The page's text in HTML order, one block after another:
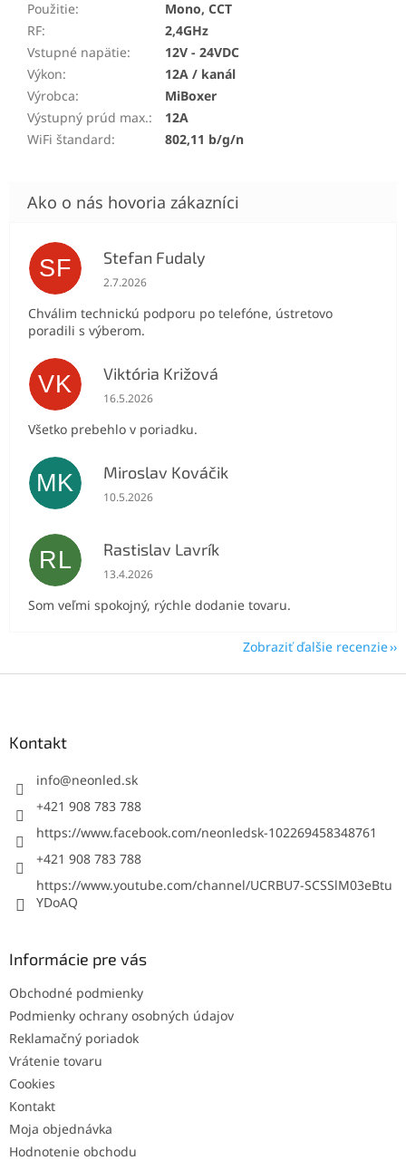
Použitie:
Mono, CCT
RF:
2,4GHz
Vstupné napätie:
12V - 24VDC
Výkon:
12A / kanál
Výrobca:
MiBoxer
Výstupný prúd max.:
12A
WiFi štandard: 802,11 b/g/n
SF Stefan Fudaly
Hodnotenie obchodu je 5 z 5 hviezdičiek.
2.7.2026
Chválim technickú podporu po telefóne, ústretovo
poradili s výberom.
VK Viktória Križová
Hodnotenie obchodu je 5 z 5 hviezdičiek.
16.5.2026
Všetko prebehlo v poriadku.
MK Miroslav Kováčik
Hodnotenie obchodu je 5 z 5 hviezdičiek.
10.5.2026
RL Rastislav Lavrík
Hodnotenie obchodu je 5 z 5 hviezdičiek.
13.4.2026
Som veľmi spokojný, rýchle dodanie tovaru.
Zobraziť ďalšie recenzie
Kontakt
info@neonled.sk
+421 908 783 788
https://www.facebook.com/neonledsk-102269458348761
+421 908 783 788
https://www.youtube.com/channel/UCRBU7-SCSSlM03eBtu
YDoAQ
Informácie pre vás
Obchodné podmienky
Podmienky ochrany osobných údajov
Reklamačný poriadok
Vrátenie tovaru
Cookies
Kontakt
Moja objednávka
Hodnotenie obchodu